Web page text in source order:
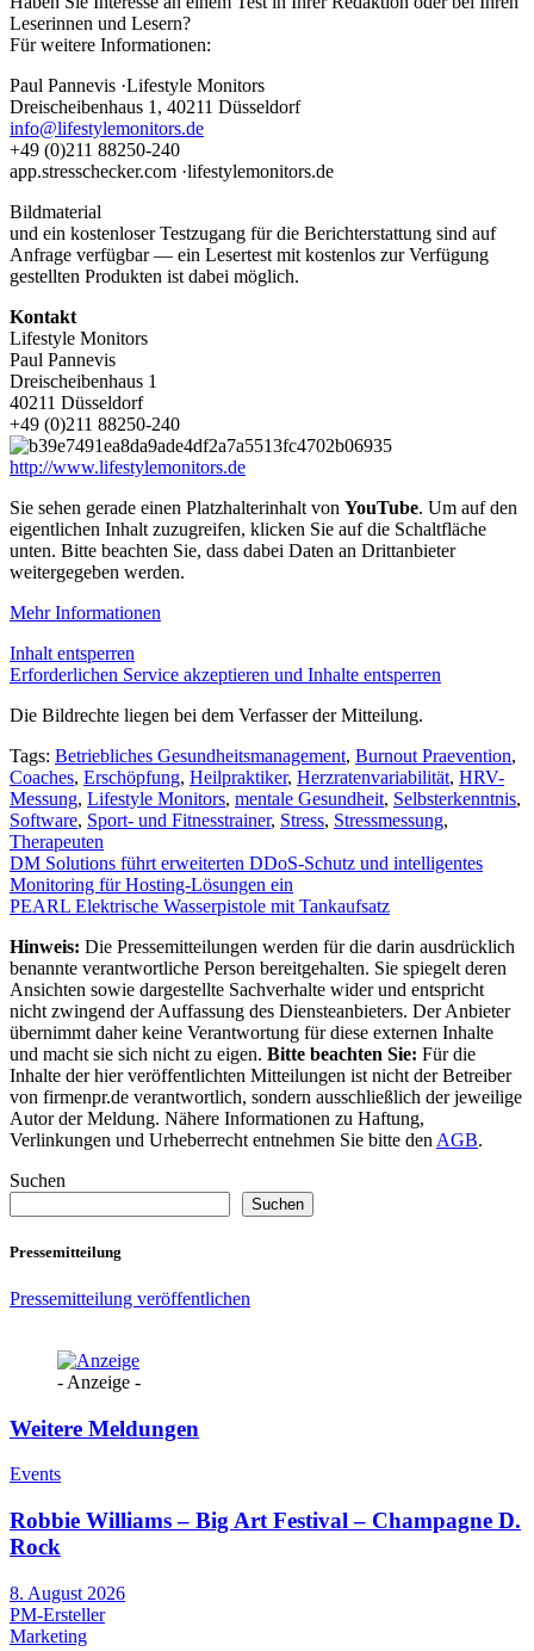
Leserinnen und Lesern?
Für weitere Informationen:
Paul Pannevis ·Lifestyle Monitors
Dreischeibenhaus 1, 40211 Düsseldorf
info@lifestylemonitors.de
+49 (0)211 88250-240
app.stresschecker.com ·lifestylemonitors.de
Bildmaterial
und ein kostenloser Testzugang für die Berichterstattung sind auf
Anfrage verfügbar — ein Lesertest mit kostenlos zur Verfügung
gestellten Produkten ist dabei möglich.
Kontakt
Lifestyle Monitors
Paul Pannevis
Dreischeibenhaus 1
40211 Düsseldorf
+49 (0)211 88250-240
http://www.lifestylemonitors.de
Sie sehen gerade einen Platzhalterinhalt von YouTube. Um auf den
eigentlichen Inhalt zuzugreifen, klicken Sie auf die Schaltfläche
unten. Bitte beachten Sie, dass dabei Daten an Drittanbieter
weitergegeben werden.
Mehr Informationen
Inhalt entsperren
Erforderlichen Service akzeptieren und Inhalte entsperren
Die Bildrechte liegen bei dem Verfasser der Mitteilung.
Tags: Betriebliches Gesundheitsmanagement, Burnout Praevention,
Coaches, Erschöpfung, Heilpraktiker, Herzratenvariabilität, HRV-
Messung, Lifestyle Monitors, mentale Gesundheit, Selbsterkenntnis,
Software, Sport- und Fitnesstrainer, Stress, Stressmessung,
Therapeuten
Beitragsnavigation
DM Solutions führt erweiterten DDoS-Schutz und intelligentes
Monitoring für Hosting-Lösungen ein
PEARL Elektrische Wasserpistole mit Tankaufsatz
Hinweis: Die Pressemitteilungen werden für die darin ausdrücklich
benannte verantwortliche Person bereitgehalten. Sie spiegelt deren
Ansichten sowie dargestellte Sachverhalte wider und entspricht
nicht zwingend der Auffassung des Diensteanbieters. Der Anbieter
übernimmt daher keine Verantwortung für diese externen Inhalte
und macht sie sich nicht zu eigen. Bitte beachten Sie: Für die
Inhalte der hier veröffentlichten Mitteilungen ist nicht der Betreiber
von firmenpr.de verantwortlich, sondern ausschließlich der jeweilige
Autor der Meldung. Nähere Informationen zu Haftung,
Verlinkungen und Urheberrecht entnehmen Sie bitte den AGB.
Suchen
Suchen
Pressemitteilung
Pressemitteilung veröffentlichen
- Anzeige -
Weitere Meldungen
Events
Robbie Williams – Big Art Festival – Champagne D.
Rock
8. August 2026
PM-Ersteller
Marketing